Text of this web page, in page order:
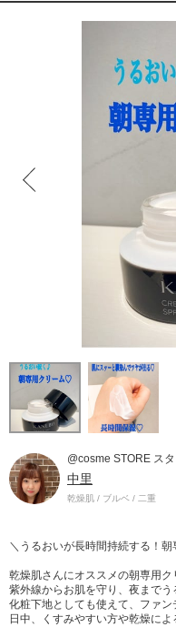
@cosme STORE ス
中里
乾燥肌 / ブルベ / 二重
＼うるおいが長時間持続する！朝
乾燥肌さんにオススメの朝専用
紫外線からお肌を守り、夜までう
化粧下地としても使えて、ファン
日中、くすみやすい方や乾燥に